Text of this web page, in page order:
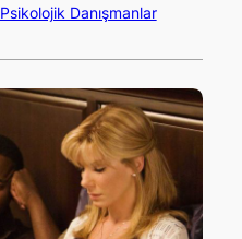
Psikolojik Danışmanlar